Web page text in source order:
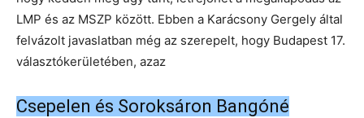
LMP és az MSZP között. Ebben a Karácsony Gergely által
felvázolt javaslatban még az szerepelt, hogy Budapest 17.
választókerületében, azaz
Csepelen és Soroksáron Bangóné